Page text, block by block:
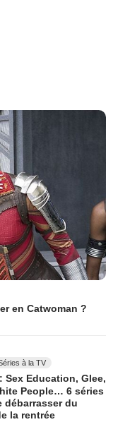
en Catwoman ?
à la TV
Sex Education, Glee,
People… 6 séries
débarrasser du
la rentrée